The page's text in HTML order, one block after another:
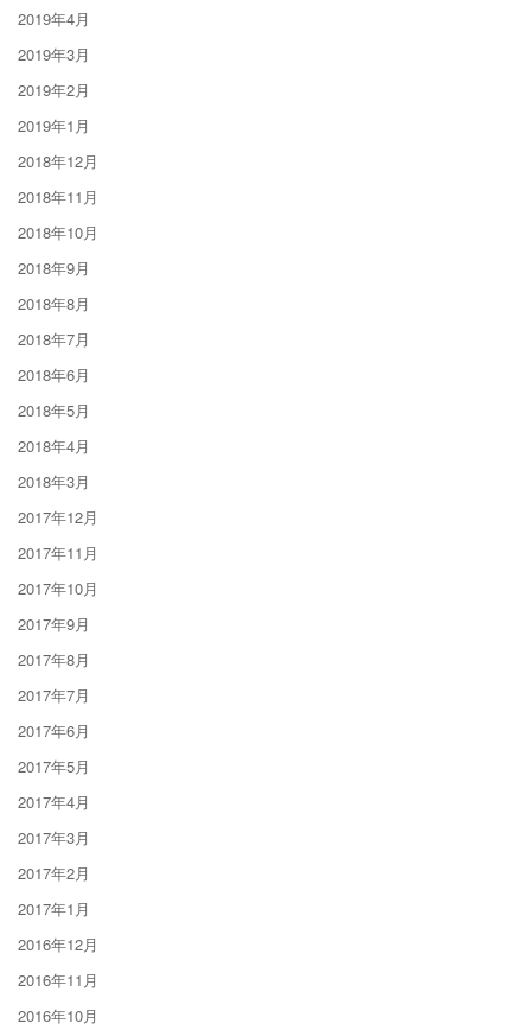
2019年4月
2019年3月
2019年2月
2019年1月
2018年12月
2018年11月
2018年10月
2018年9月
2018年8月
2018年7月
2018年6月
2018年5月
2018年4月
2018年3月
2017年12月
2017年11月
2017年10月
2017年9月
2017年8月
2017年7月
2017年6月
2017年5月
2017年4月
2017年3月
2017年2月
2017年1月
2016年12月
2016年11月
2016年10月